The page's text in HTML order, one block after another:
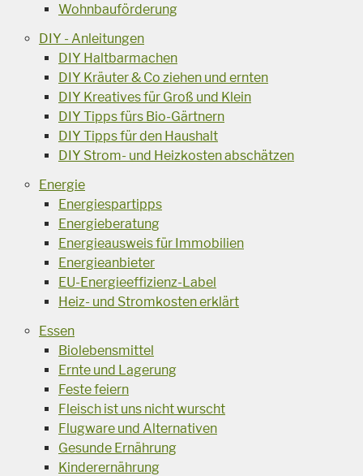
Wohnbauförderung
DIY - Anleitungen
DIY Haltbarmachen
DIY Kräuter & Co ziehen und ernten
DIY Kreatives für Groß und Klein
DIY Tipps fürs Bio-Gärtnern
DIY Tipps für den Haushalt
DIY Strom- und Heizkosten abschätzen
Energie
Energiespartipps
Energieberatung
Energieausweis für Immobilien
Energieanbieter
EU-Energieeffizienz-Label
Heiz- und Stromkosten erklärt
Essen
Biolebensmittel
Ernte und Lagerung
Feste feiern
Fleisch ist uns nicht wurscht
Flugware und Alternativen
Gesunde Ernährung
Kinderernährung